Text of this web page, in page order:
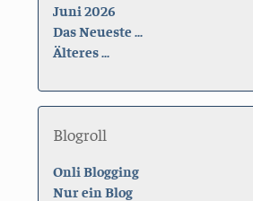
Juni 2026
Das Neueste ...
Älteres ...
Blogroll
Onli Blogging
Nur ein Blog